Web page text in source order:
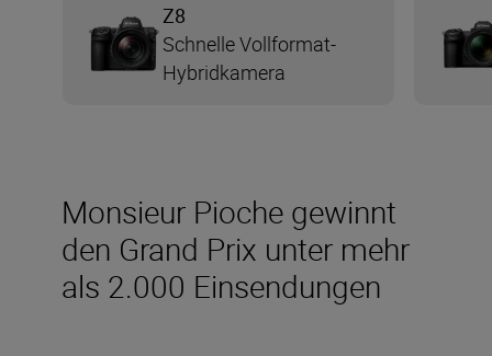
Monsieur Pioche gewinnt
den Grand Prix unter mehr
als 2.000 Einsendungen
Z8
Schnelle Vollformat-
Hybridkamera